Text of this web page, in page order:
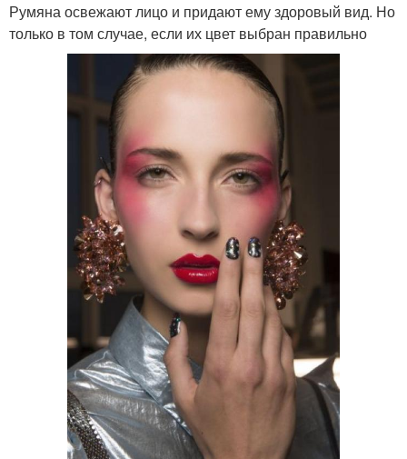
Румяна освежают лицо и придают ему здоровый вид. Но
только в том случае, если их цвет выбран правильно